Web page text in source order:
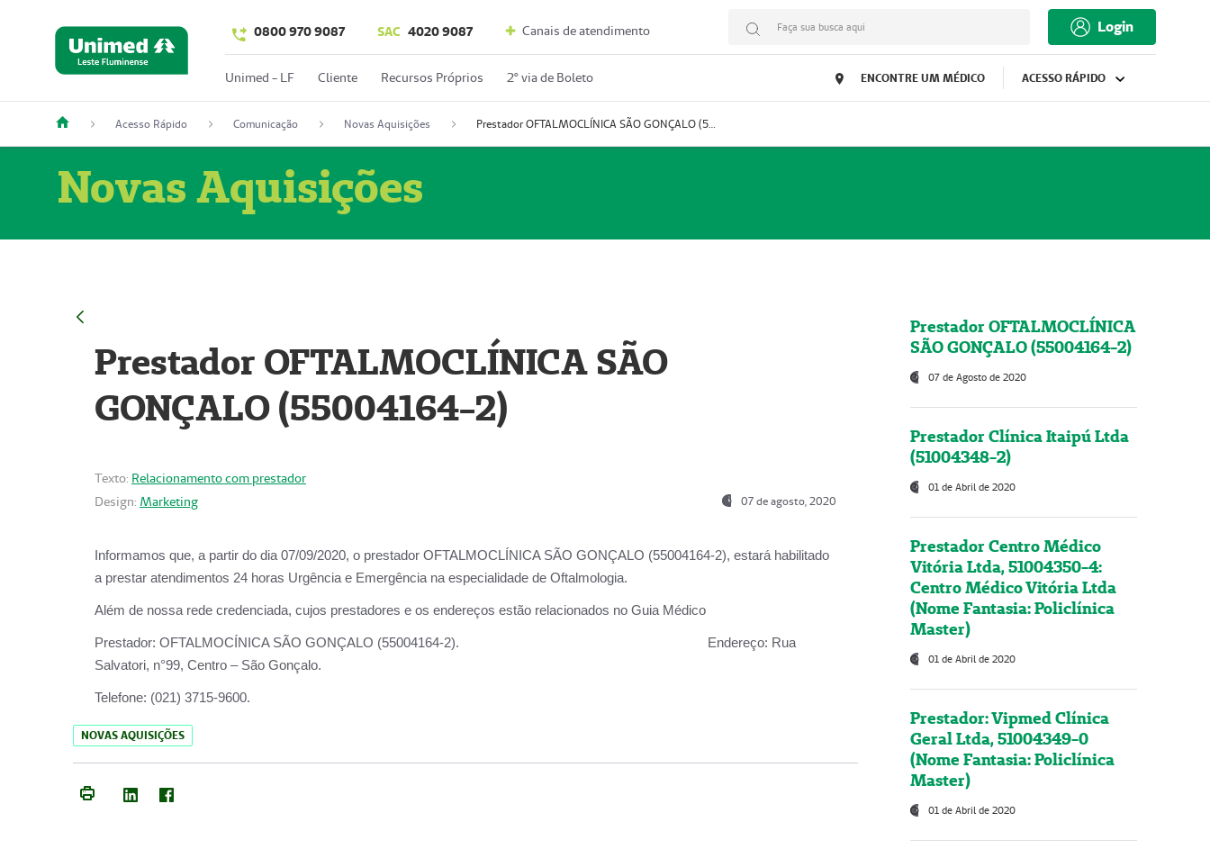
0800 970 9087 SAC 4020 9087 Canais de atendimento Faça sua busca aqui Login
Unimed - LF Cliente Recursos Próprios 2º via de Boleto ENCONTRE UM MÉDICO ACESSO RÁPIDO
Acesso Rápido Comunicação Novas Aquisições Prestador OFTALMOCLÍNICA SÃO GONÇALO (55004164-2)
Novas Aquisições
Prestador OFTALMOCLÍNICA SÃO
GONÇALO (55004164-2)
Texto: Relacionamento com prestador
Design: Marketing 07 de agosto, 2020
Informamos que, a partir do dia 07/09/2020, o prestador OFTALMOCLÍNICA SÃO GONÇALO (55004164-2), estará habilitado
a prestar atendimentos 24 horas Urgência e Emergência na especialidade de Oftalmologia.
Além de nossa rede credenciada, cujos prestadores e os endereços estão relacionados no Guia Médico
Prestador: OFTALMOCÍNICA SÃO GONÇALO (55004164-2). Endereço: Rua
Salvatori, n°99, Centro – São Gonçalo.
Telefone: (021) 3715-9600.
NOVAS AQUISIÇÕES
Prestador OFTALMOCLÍNICA
SÃO GONÇALO (55004164-2)
07 de Agosto de 2020
Prestador Clínica Itaipú Ltda
(51004348-2)
01 de Abril de 2020
Prestador Centro Médico
Vitória Ltda, 51004350-4:
Centro Médico Vitória Ltda
(Nome Fantasia: Policlínica
Master)
01 de Abril de 2020
Prestador: Vipmed Clínica
Geral Ltda, 51004349-0
(Nome Fantasia: Policlínica
Master)
01 de Abril de 2020